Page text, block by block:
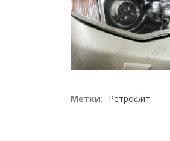
Метки: Ретрофит